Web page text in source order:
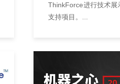
ThinkForce进行技术展
支持项目。...